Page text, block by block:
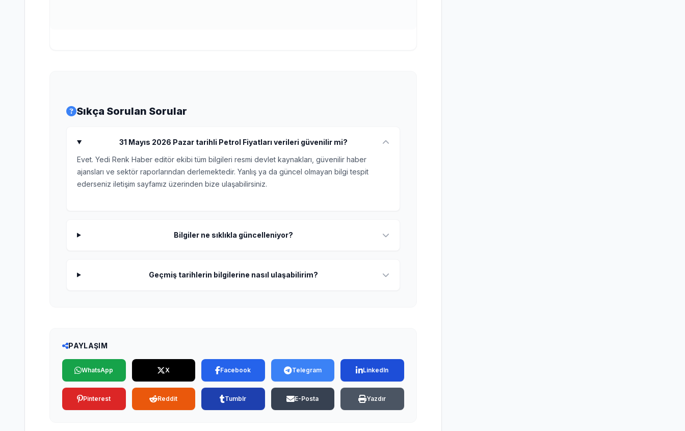
Sıkça Sorulan Sorular
31 Mayıs 2026 Pazar tarihli Petrol Fiyatları verileri güvenilir mi?
Evet. Yedi Renk Haber editör ekibi tüm bilgileri resmi devlet kaynakları, güvenilir haber
ajansları ve sektör raporlarından derlemektedir. Yanlış ya da güncel olmayan bilgi tespit
ederseniz iletişim sayfamız üzerinden bize ulaşabilirsiniz.
Bilgiler ne sıklıkla güncelleniyor?
Geçmiş tarihlerin bilgilerine nasıl ulaşabilirim?
PAYLAŞIM
WhatsApp X Facebook Telegram LinkedIn
Pinterest Reddit Tumblr E-Posta Yazdır